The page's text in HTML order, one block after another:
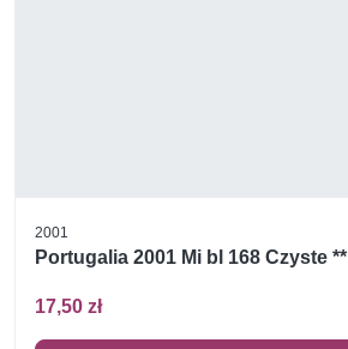
2001
Portugalia 2001 Mi bl 168 Czyste **
17,50 zł